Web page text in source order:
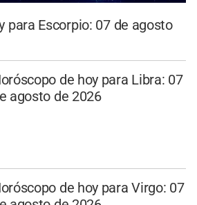
para Escorpio: 07 de agosto
de hoy para Libra: 07
agosto de 2026
de hoy para Virgo: 07